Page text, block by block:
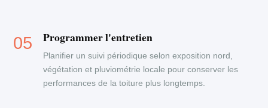
Programmer l'entretien
Planifier un suivi périodique selon exposition nord,
végétation et pluviométrie locale pour conserver les
performances de la toiture plus longtemps.